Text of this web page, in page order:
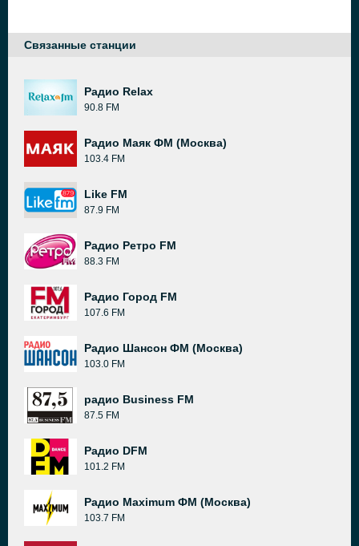
Связанные станции
Радио Relax
90.8 FM
Радио Маяк ФМ (Москва)
103.4 FM
Like FM
87.9 FM
Радио Ретро FM
88.3 FM
Радио Город FM
107.6 FM
Радио Шансон ФМ (Москва)
103.0 FM
радио Business FM
87.5 FM
Радио DFM
101.2 FM
Радио Maximum ФМ (Москва)
103.7 FM